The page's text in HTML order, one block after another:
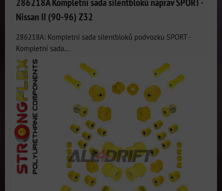
Nissan II (90-96) Z32
286218A: Kompletní sada silentbloků podvozku SPORT -
Kompletní sada...